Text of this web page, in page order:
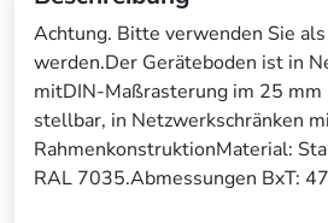
Achtung. Bitte verwenden Sie
werden.Der Geräteboden ist in
mitDIN-Maßrasterung im 25 mm
stellbar, in Netzwerkschränken
RahmenkonstruktionMaterial:
RAL 7035.Abmessungen BxT: